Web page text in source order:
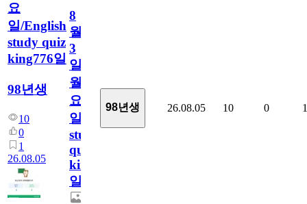
요
일/English
study quiz
king776일
98년생
10
0
1
26.08.05
8
월
3
일
월
요
일/English
study
quiz
king776
일
98년생 26.08.05 10 0 1